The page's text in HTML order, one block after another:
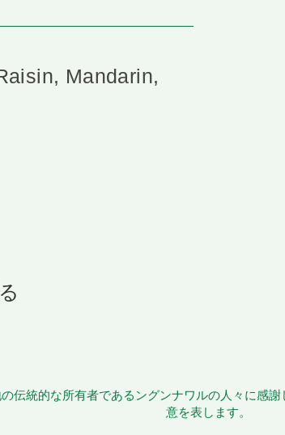
Mandarin,
伝統的な所有者であるングンナワルの人々に感
意を表します。